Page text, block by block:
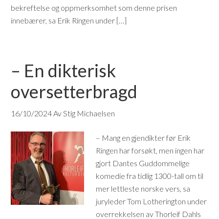
bekreftelse og oppmerksomhet som denne prisen
innebærer, sa Erik Ringen under […]
– En dikterisk
oversetterbragd
16/10/2024Av Stig Michaelsen
– Mang en gjendikter før Erik
Ringen har forsøkt, men ingen har
gjort Dantes Guddommelige
komedie fra tidlig 1300-tall om til
mer lettleste norske vers, sa
juryleder Tom Lotherington under
overrekkelsen av Thorleif Dahls